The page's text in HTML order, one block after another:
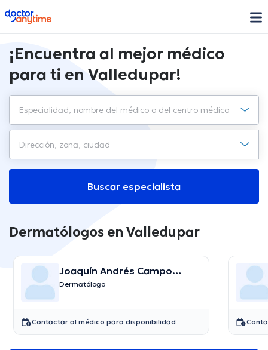
doctoranytime
¡Encuentra al mejor médico
para ti en Valledupar!
Buscar especialista
Dermatólogos en Valledupar
Joaquín Andrés Campo
Castro
Dermatólogo
Contactar al médico para disponibilidad